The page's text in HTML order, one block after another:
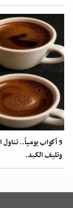
5 أكواب يومياً..
وتليف الكبد.